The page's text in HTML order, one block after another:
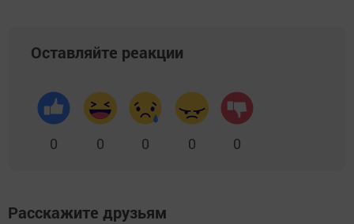
Оставляйте реакции
0 0 0 0 0
Расскажите друзьям